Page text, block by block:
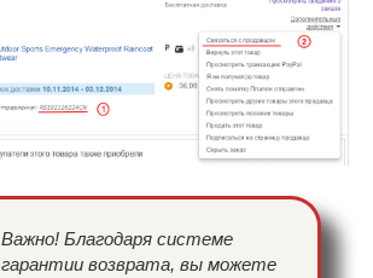
Важно! Благодаря системе
гарантии возврата, вы можете